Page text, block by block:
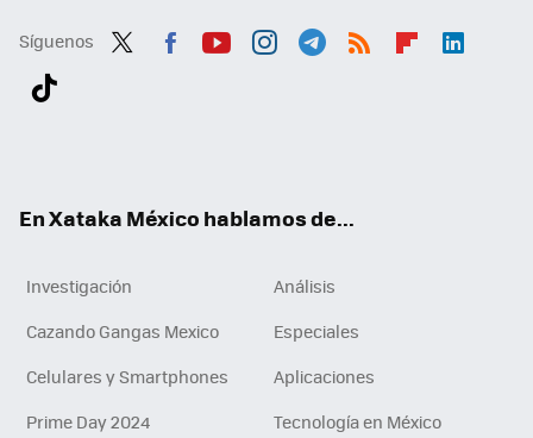
Síguenos
En Xataka México hablamos de...
Investigación
Análisis
Cazando Gangas Mexico
Especiales
Celulares y Smartphones
Aplicaciones
Prime Day 2024
Tecnología en México